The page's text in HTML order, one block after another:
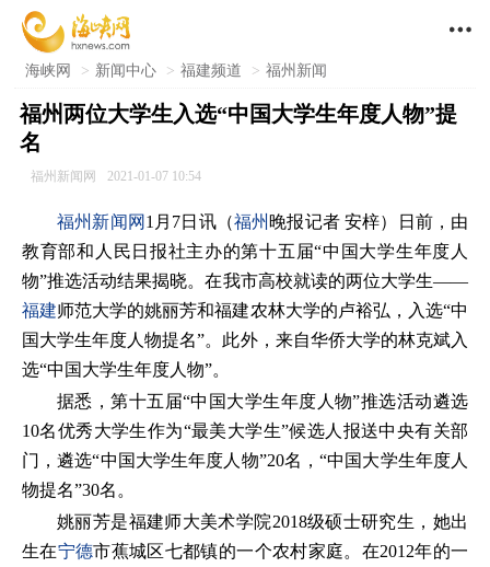

海峡网 > 新闻中心 > 福建频道 > 福州新闻
福州两位大学生入选“中国大学生年度人物”提
名
福州新闻网 2021-01-07 10:54
福州新闻网 1月7日讯（福州 晚报记者 安梓）日前，由
教育部和人民日报社主办的第十五届“中国大学生年度人
物”推选活动结果揭晓。在我市高校就读的两位大学生——
福建师范大学的姚丽芳和福建农林大学的卢裕弘，入选“中
国大学生年度人物提名”。此外，来自华侨大学的林克斌入
选“中国大学生年度人物”。
据悉，第十五届“中国大学生年度人物”推选活动遴选
10名优秀大学生作为“最美大学生”候选人报送中央有关部
门，遴选“中国大学生年度人物”20名，“中国大学生年度人
物提名”30名。
姚丽芳是福建师大美术学院2018级硕士研究生，她出
生在宁德市蕉城区七都镇的一个农村家庭。在2012年的一